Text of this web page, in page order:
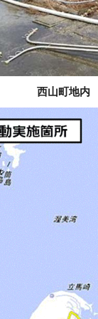
西山町地内